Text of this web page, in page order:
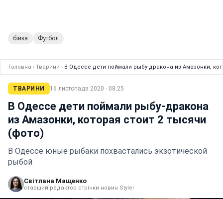
бійка Футбол
Головна › Тварини › В Одессе дети поймали рыбу-дракона из Амазонки,
ТВАРИНИ 16 листопада 2020 · 08:25
В Одессе дети поймали рыбу-дракона
из Амазонки, которая стоит 2 тысячи
(фото)
В Одессе юные рыбаки похвастались экзотической
рыбой
Світлана Мащенко
старший редактор стрічки новин Styler